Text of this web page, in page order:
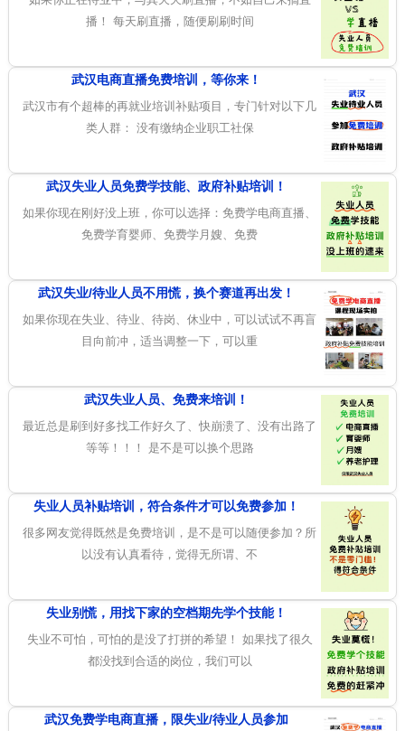
播！ 每天刷直播，随便刷刷时间
武汉电商直播免费培训，等你来！
武汉市有个超棒的再就业培训补贴项目，专门针对以下几
类人群： 没有缴纳企业职工社保
武汉失业人员免费学技能、政府补贴培训！
如果你现在刚好没上班，你可以选择：免费学电商直播、
免费学育婴师、免费学月嫂、免费
武汉失业/待业人员不用慌，换个赛道再出发！
如果你现在失业、待业、待岗、休业中，可以试试不再盲
目向前冲，适当调整一下，可以重
武汉失业人员、免费来培训！
最近总是刷到好多找工作好久了、快崩溃了、没有出路了
等等！！！ 是不是可以换个思路
失业人员补贴培训，符合条件才可以免费参加！
很多网友觉得既然是免费培训，是不是可以随便参加？所
以没有认真看待，觉得无所谓、不
失业别慌，用找下家的空档期先学个技能！
失业不可怕，可怕的是没了打拼的希望！ 如果找了很久
都没找到合适的岗位，我们可以
武汉免费学电商直播，限失业/待业人员参加